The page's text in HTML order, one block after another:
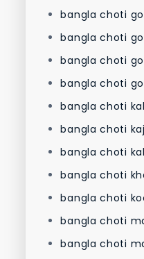
bangla choti
bangla choti
bangla choti
bangla choti
bangla choti
bangla choti
bangla choti
bangla choti
bangla choti
bangla choti
bangla choti